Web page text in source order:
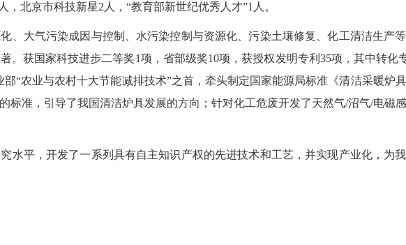
北京市科技新星2人，“教育部新世纪优秀人才”1人。
、大气污染成因与控制、水污染控制与资源化、污染土壤修复、化工清洁生产
。获国家科技进步二等奖1项，省部级奖10项，获授权发明专利35项，其中转化
“农业与农村十大节能减排技术”之首，牵头制定国家能源局标准《清洁采暖炉
标准，引导了我国清洁炉具发展的方向；针对化工危废开发了天然气/沼气/电磁
水平，开发了一系列具有自主知识产权的先进技术和工艺，并实现产业化，为